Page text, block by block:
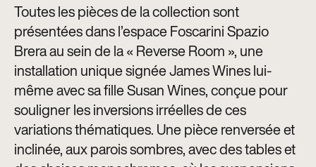
Toutes les pièces de la collection sont
présentées dans l’espace Foscarini Spazio
Brera au sein de la « Reverse Room », une
installation unique signée James Wines lui-
même avec sa fille Susan Wines, conçue pour
souligner les inversions irréelles de ces
variations thématiques. Une pièce renversée et
inclinée, aux parois sombres, avec des tables et